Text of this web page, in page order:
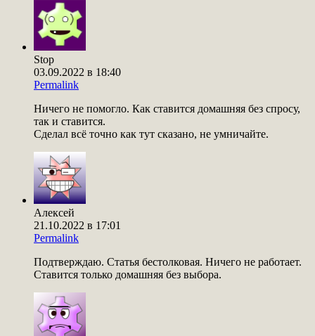
Stop
03.09.2022 в 18:40
Permalink
Ничего не помогло. Как ставится домашняя без спросу,
так и ставится.
Сделал всё точно как тут сказано, не умничайте.
Алексей
21.10.2022 в 17:01
Permalink
Подтверждаю. Статья бестолковая. Ничего не работает.
Ставится только домашняя без выбора.